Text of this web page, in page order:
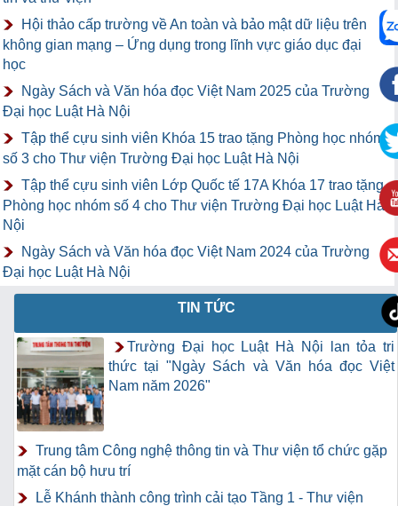
Hội thảo cấp trường về An toàn và bảo mật dữ liệu trên
không gian mạng – Ứng dụng trong lĩnh vực giáo dục đại
học
Ngày Sách và Văn hóa đọc Việt Nam 2025 của Trường
Đại học Luật Hà Nội
Tập thể cựu sinh viên Khóa 15 trao tặng Phòng học nhóm
số 3 cho Thư viện Trường Đại học Luật Hà Nội
Tập thể cựu sinh viên Lớp Quốc tế 17A Khóa 17 trao tặng
Phòng học nhóm số 4 cho Thư viện Trường Đại học Luật Hà
Nội
Ngày Sách và Văn hóa đọc Việt Nam 2024 của Trường
Đại học Luật Hà Nội
TIN TỨC
Trường Đại học Luật Hà Nội lan tỏa tri
thức tại "Ngày Sách và Văn hóa đọc Việt
Nam năm 2026"
Trung tâm Công nghệ thông tin và Thư viện tổ chức gặp
mặt cán bộ hưu trí
Lễ Khánh thành công trình cải tạo Tầng 1 - Thư viện